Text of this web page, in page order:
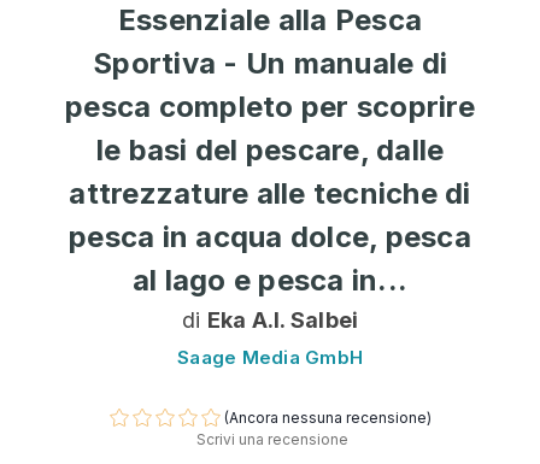
Essenziale alla Pesca
Sportiva - Un manuale di
pesca completo per scoprire
le basi del pescare, dalle
attrezzature alle tecniche di
pesca in acqua dolce, pesca
al lago e pesca in...
di Eka A.I. Salbei
Saage Media GmbH
(Ancora nessuna recensione)
Scrivi una recensione